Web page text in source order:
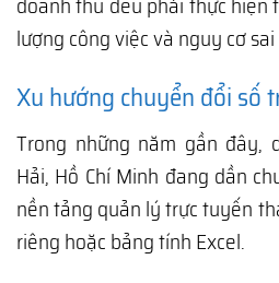
lượng công việc và nguy cơ sai
Xu hướng chuyển đổi số
Trong những năm gần đây,
Hải, Hồ Chí Minh đang dần
nền tảng quản lý trực tuyến
riêng hoặc bảng tính Excel.